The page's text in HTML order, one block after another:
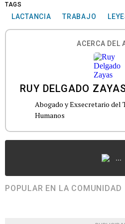
TAGS
LACTANCIA TRABAJO
ACERCA DEL
RUY DELGADO
Abogado y Exsecretario del
Humanos
...
POPULAR EN LA COMUNIDAD